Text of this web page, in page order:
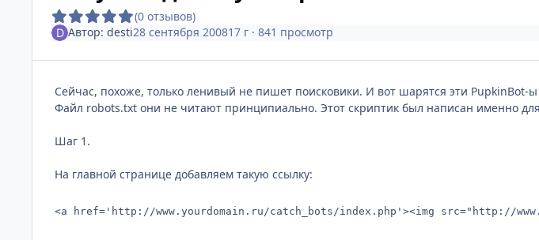
(0 отзывов)
Автор: desti28 сентября 200817 г· 841 просмотр
Сейчас, похоже, только ленивый не пишет поисковики. И вот шарятся эти
Файл robots.txt они не читают принципиально. Этот скриптик был написан именно
Шаг 1.
На главной странице добавляем такую ссылку:
<a href='http://www.yourdomain.ru/catch_bots/index.php'><img src="http://